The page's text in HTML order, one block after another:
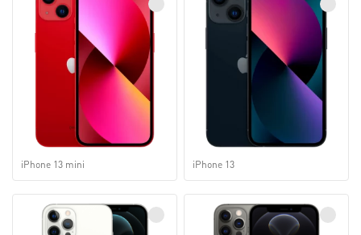
iPhone 13 mini iPhone 13